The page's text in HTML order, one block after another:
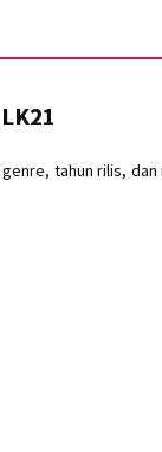
tahun rilis,